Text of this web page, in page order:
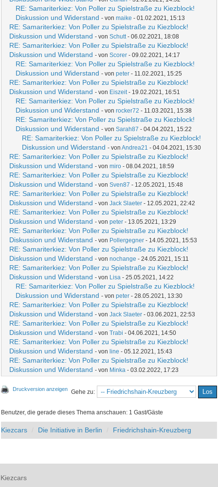
RE: Samariterkiez: Von Poller zu Spielstraße zu Kiezblock!
Diskussion und Widerstand - vonmaike - 01.02.2021, 15:13
RE: Samariterkiez: Von Poller zu Spielstraße zu Kiezblock!
Diskussion und Widerstand - vonSchutt- 06.02.2021, 18:08
RE: Samariterkiez: Von Poller zu Spielstraße zu Kiezblock!
Diskussion und Widerstand - vonScorer - 09.02.2021, 14:17
RE: Samariterkiez: Von Poller zu Spielstraße zu Kiezblock!
Diskussion und Widerstand - vonpeter - 11.02.2021, 15:25
RE: Samariterkiez: Von Poller zu Spielstraße zu Kiezblock!
Diskussion und Widerstand - von Eiszeit- 19.02.2021, 16:51
RE: Samariterkiez: Von Poller zu Spielstraße zu Kiezblock!
Diskussion und Widerstand - vonrocker72 - 11.03.2021, 15:38
RE: Samariterkiez: Von Poller zu Spielstraße zu Kiezblock!
Diskussion und Widerstand - vonSarah87 - 04.04.2021, 15:22
RE: Samariterkiez: Von Poller zu Spielstraße zu Kiezblock!
Diskussion und Widerstand - vonAndrea21 - 04.04.2021, 15:30
RE: Samariterkiez: Von Poller zu Spielstraße zu Kiezblock!
Diskussion und Widerstand - vonmiro - 08.04.2021, 18:59
RE: Samariterkiez: Von Poller zu Spielstraße zu Kiezblock!
Diskussion und Widerstand - vonSven87 - 12.05.2021, 15:48
RE: Samariterkiez: Von Poller zu Spielstraße zu Kiezblock!
Diskussion und Widerstand - vonJack Slaeter - 12.05.2021, 22:42
RE: Samariterkiez: Von Poller zu Spielstraße zu Kiezblock!
Diskussion und Widerstand - vonpeter - 13.05.2021, 13:29
RE: Samariterkiez: Von Poller zu Spielstraße zu Kiezblock!
Diskussion und Widerstand - von Pollergegner - 14.05.2021, 15:53
RE: Samariterkiez: Von Poller zu Spielstraße zu Kiezblock!
Diskussion und Widerstand - vonnochange - 24.05.2021, 15:11
RE: Samariterkiez: Von Poller zu Spielstraße zu Kiezblock!
Diskussion und Widerstand - von Lisa - 25.05.2021, 14:22
RE: Samariterkiez: Von Poller zu Spielstraße zu Kiezblock!
Diskussion und Widerstand - vonpeter - 28.05.2021, 13:30
RE: Samariterkiez: Von Poller zu Spielstraße zu Kiezblock!
Diskussion und Widerstand - vonJack Slaeter - 03.06.2021, 22:53
RE: Samariterkiez: Von Poller zu Spielstraße zu Kiezblock!
Diskussion und Widerstand - vonTrabi - 04.06.2021, 14:50
RE: Samariterkiez: Von Poller zu Spielstraße zu Kiezblock!
Diskussion und Widerstand - von line - 05.12.2021, 15:43
RE: Samariterkiez: Von Poller zu Spielstraße zu Kiezblock!
Diskussion und Widerstand - von Minka - 03.02.2022, 17:23
Druckversion anzeigen Gehe zu:
Benutzer, die gerade dieses Thema anschauen: 1 Gast/Gäste
Kiezcars Die Initiative in Berlin Friedrichshain-Kreuzberg
Kiezcars